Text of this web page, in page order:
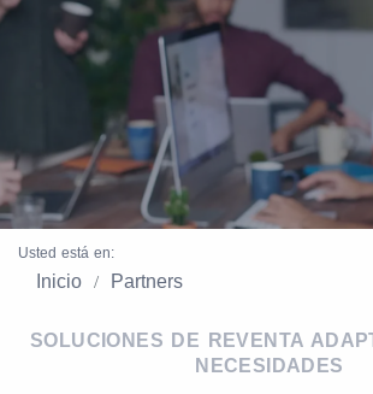
Usted está en:
Inicio Partners
SOLUCIONES DE REVENTA
NECESIDADES